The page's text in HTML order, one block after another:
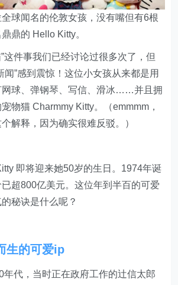
球闻名的伦敦女孩，没有嘴但有6根
鼎的 Hello Kitty。
这件事我们已经讨论过很多次了，但
闻”感到震惊！这位小女孩从来都是用
网球、弹钢琴、写信、滑冰……并且拥
物猫 Charmmy Kitty。（emmmm，
解释，因为确实很难反驳。）
即将迎来她50岁的生日。1974年诞
超800亿美元。这位年到半百的可爱
秘诀是什么呢？
生的可爱ip
年代，当时正在政府工作的辻信太郎